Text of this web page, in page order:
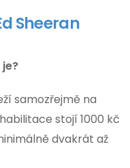
Sheeran
samozřejmě na
stojí 1000 kč
dvakrát až